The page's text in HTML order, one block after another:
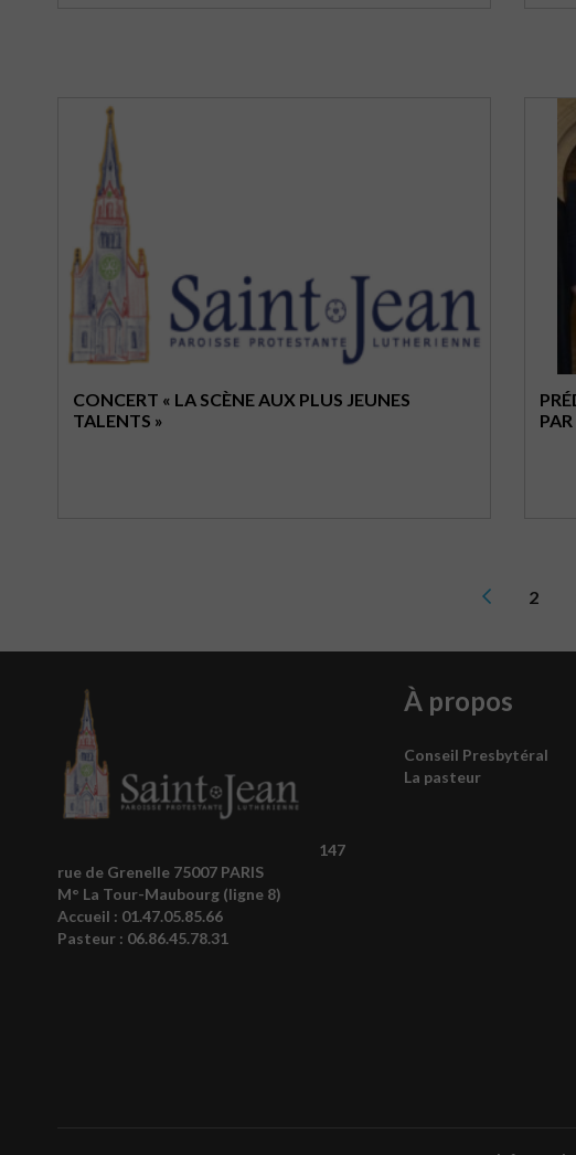
CONCERT « LA SCÈNE AUX PLUS JEUNES
TALENTS »
2
147
rue de Grenelle 75007 PARIS
M° La Tour-Maubourg (ligne 8)
Accueil : 01.47.05.85.66
Pasteur : 06.86.45.78.31
À propos
Conseil Presbytéral
La pasteur